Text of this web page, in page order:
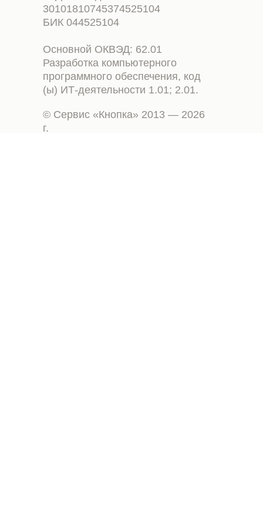
Основной ОКВЭД: 62.01
Разработка компьютерного
программного обеспечения, код
(ы) ИТ-деятельности 1.01; 2.01.
30101810745374525104
БИК 044525104
© Сервис «Кнопка» 2013 — 2026
г.